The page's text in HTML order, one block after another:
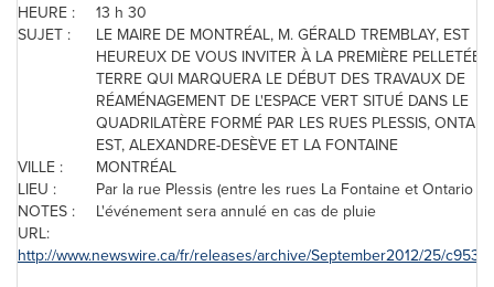
HEURE :
13 h 30
SUJET :
LE MAIRE DE MONTRÉAL, M. GÉRALD TREMBLAY, EST
HEUREUX DE VOUS INVITER À LA PREMIÈRE PELLETÉE
TERRE QUI MARQUERA LE DÉBUT DES TRAVAUX DE
RÉAMÉNAGEMENT DE L'ESPACE VERT SITUÉ DANS LE
QUADRILATÈRE FORMÉ PAR LES RUES PLESSIS,
EST, ALEXANDRE-DESÈVE ET LA FONTAINE
VILLE :
MONTRÉAL
LIEU :
Par la rue Plessis (entre les rues La Fontaine et Ontario
NOTES :
L'événement sera annulé en cas de pluie
URL:
http://www.newswire.ca/fr/releases/archive/September2012/25/